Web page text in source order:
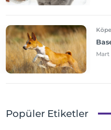
Mart
Popüler Etiketler